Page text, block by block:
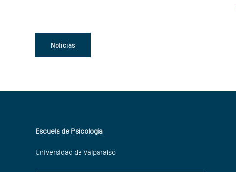
Noticias
Escuela de Psicología
Universidad de Valparaíso